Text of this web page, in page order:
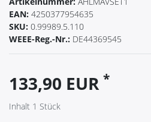
EAN: 4250377954635
SKU: 0.99989.5.110
WEEE-Reg.-Nr.: DE44369545
133,90 EUR *
Inhalt 1 Stück